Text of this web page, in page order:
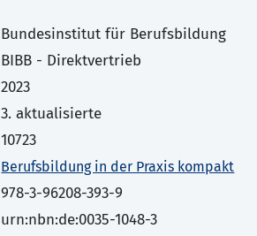
Bundesinstitut für Berufsbildung
BIBB - Direktvertrieb
2023
3. aktualisierte
10723
Berufsbildung in der Praxis kompakt
978-3-96208-393-9
urn:nbn:de:0035-1048-3